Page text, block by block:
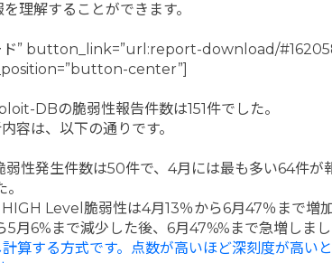
理解することができます。
” button_link=”url:report-download/
center”]
DBの脆弱性報告件数は151件でした。
容は、以下の通りです。
性発生件数は50件で、4月には最も多い64件が
。
Level脆弱性は4⽉13％から6⽉47％まで増
6%まで減少した後、6月47%%まで急増しまし
算する方式です。点数が高いほど深刻度が高い